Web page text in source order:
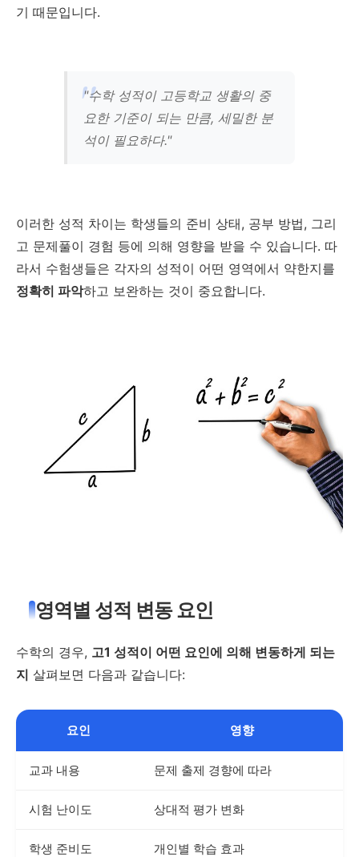
기 때문입니다.
"수학 성적이 고등학교 생활의 중
요한 기준이 되는 만큼, 세밀한 분
석이 필요하다."
이러한 성적 차이는 학생들의 준비 상태, 공부 방법, 그리
고 문제풀이 경험 등에 의해 영향을 받을 수 있습니다. 따
라서 수험생들은 각자의 성적이 어떤 영역에서 약한지를
정확히 파악하고 보완하는 것이 중요합니다.
영역별 성적 변동 요인
수학의 경우, 고1 성적이 어떤 요인에 의해 변동하게 되는
지 살펴보면 다음과 같습니다:
요인 영향
교과 내용 문제 출제 경향에 따라
시험 난이도 상대적 평가 변화
학생 준비도 개인별 학습 효과